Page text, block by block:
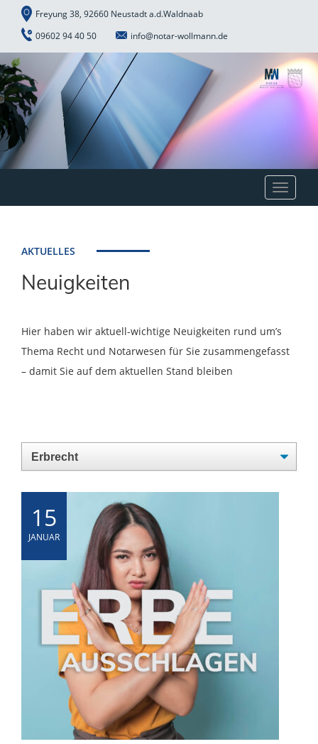
Freyung 38, 92660 Neustadt a.d.Waldnaab
09602 94 40 50
info@notar-wollmann.de
Toggle
AKTUELLES
Neuigkeiten
Hier haben wir aktuell-wichtige Neuigkeiten rund um’s
Thema Recht und Notarwesen für Sie zusammengefasst
– damit Sie auf dem aktuellen Stand bleiben
15
JANUAR